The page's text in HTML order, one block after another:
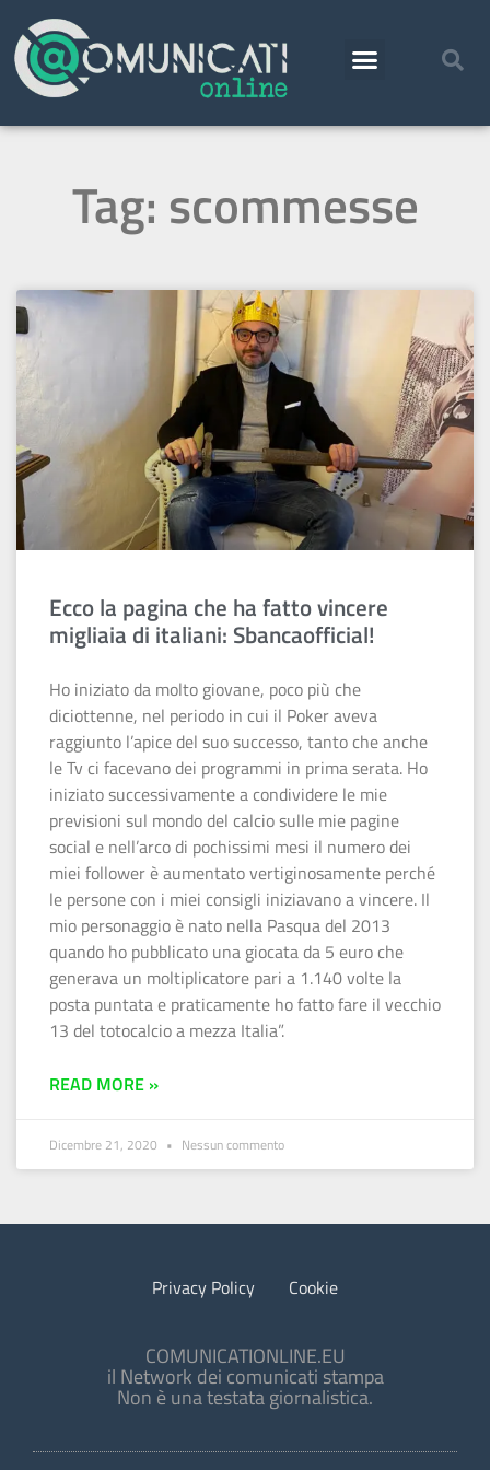
Tag: scommesse
Ecco la pagina che ha fatto vincere
migliaia di italiani: Sbancaofficial!
Ho iniziato da molto giovane, poco più che
diciottenne, nel periodo in cui il Poker aveva
raggiunto l’apice del suo successo, tanto che anche
le Tv ci facevano dei programmi in prima serata. Ho
iniziato successivamente a condividere le mie
previsioni sul mondo del calcio sulle mie pagine
social e nell’arco di pochissimi mesi il numero dei
miei follower è aumentato vertiginosamente perché
le persone con i miei consigli iniziavano a vincere. Il
mio personaggio è nato nella Pasqua del 2013
quando ho pubblicato una giocata da 5 euro che
generava un moltiplicatore pari a 1.140 volte la
posta puntata e praticamente ho fatto fare il vecchio
13 del totocalcio a mezza Italia”.
READ MORE »
Dicembre 21, 2020 Nessun commento
Privacy Policy Cookie
COMUNICATIONLINE.EU
il Network dei comunicati stampa
Non è una testata giornalistica.